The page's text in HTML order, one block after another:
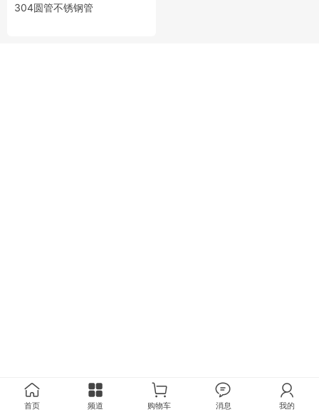
304圆管不锈钢管
首页 频道 购物车 消息 我的